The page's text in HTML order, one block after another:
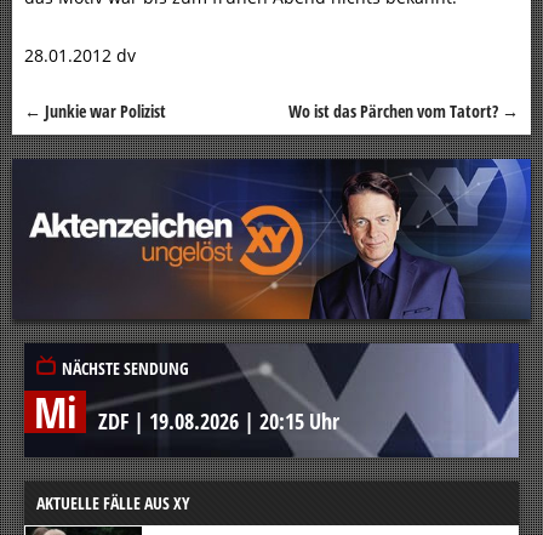
28.01.2012 dv
Beitragsnavigation
← Junkie war Polizist Wo ist das Pärchen vom Tatort? →
NÄCHSTE SENDUNG
Mi ZDF | 19.08.2026 | 20:15 Uhr
AKTUELLE FÄLLE AUS XY